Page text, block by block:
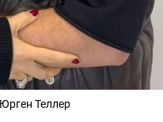
Теллер